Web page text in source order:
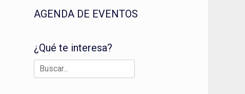
AGENDA DE EVENTOS
¿Qué te interesa?
Buscar: